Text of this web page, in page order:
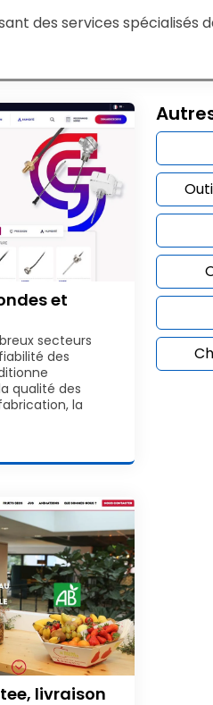
des services spécialisés
et
secteurs
des
qualité des
la
livraison